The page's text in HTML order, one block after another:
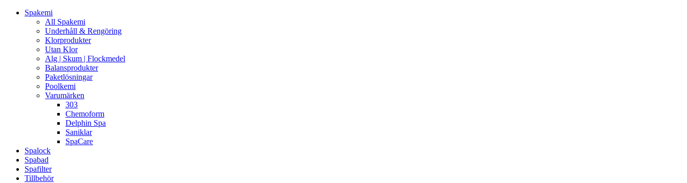
Spakemi
All Spakemi
Underhåll & Rengöring
Klorprodukter
Utan Klor
Alg | Skum | Flockmedel
Balansprodukter
Paketlösningar
Poolkemi
Varumärken
303
Chemoform
Delphin Spa
Saniklar
SpaCare
Spalock
Spabad
Spafilter
Tillbehör